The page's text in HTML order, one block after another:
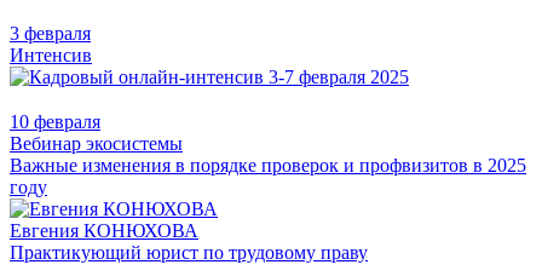
3 февраля
Интенсив
10 февраля
Вебинар экосистемы
Важные изменения в порядке проверок и профвизитов в 2025
году
Евгения КОНЮХОВА
Практикующий юрист по трудовому праву